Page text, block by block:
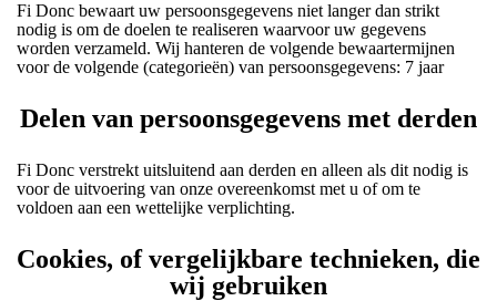
Fi Donc bewaart uw persoonsgegevens niet langer dan strikt
nodig is om de doelen te realiseren waarvoor uw gegevens
worden verzameld. Wij hanteren de volgende bewaartermijnen
voor de volgende (categorieën) van persoonsgegevens: 7 jaar
Delen van persoonsgegevens met derden
Fi Donc verstrekt uitsluitend aan derden en alleen als dit nodig is
voor de uitvoering van onze overeenkomst met u of om te
voldoen aan een wettelijke verplichting.
Cookies, of vergelijkbare technieken, die
wij gebruiken